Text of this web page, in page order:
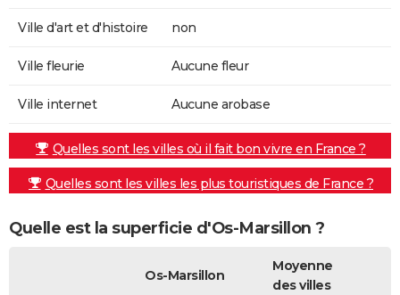
Ville d'art et d'histoire non
Ville fleurie Aucune fleur
Ville internet Aucune arobase
Quelles sont les villes où il fait bon vivre en France ?
Quelles sont les villes les plus touristiques de France ?
Quelle est la superficie d'Os-Marsillon ?
Os-Marsillon
Moyenne
des villes